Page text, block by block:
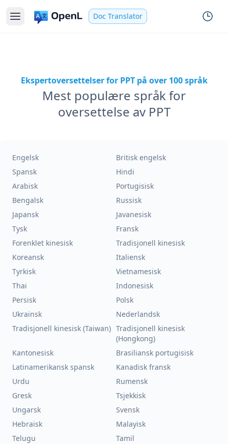
Doc Translator
Ekspertoversettelser for PPT på over 100 språk
Mest populære språk for
oversettelse av PPT
Engelsk
Britisk engelsk
Spansk
Hindi
Arabisk
Portugisisk
Bengalsk
Russisk
Japansk
Javanesisk
Tysk
Fransk
Forenklet kinesisk
Tradisjonell kinesisk
Koreansk
Italiensk
Tyrkisk
Vietnamesisk
Thai
Indonesisk
Persisk
Polsk
Ukrainsk
Nederlandsk
Tradisjonell kinesisk (Taiwan) Tradisjonell kinesisk
(Hongkong)
Kantonesisk
Brasiliansk portugisisk
Latinamerikansk spansk
Kanadisk fransk
Urdu
Rumensk
Gresk
Tsjekkisk
Ungarsk
Svensk
Hebraisk
Malayisk
Telugu
Tamil